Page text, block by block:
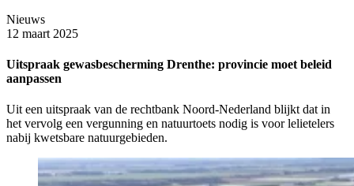
Nieuws
12 maart 2025
Uitspraak gewasbescherming Drenthe: provincie moet beleid
aanpassen
Uit een uitspraak van de rechtbank Noord-Nederland blijkt dat in
het vervolg een vergunning en natuurtoets nodig is voor lelietelers
nabij kwetsbare natuurgebieden.